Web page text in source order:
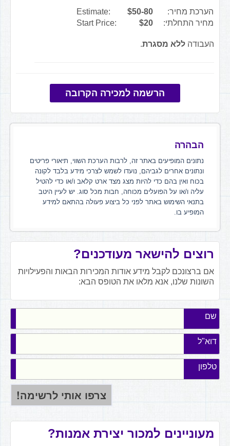
הערכת מחיר: $50-80
Estimate:
מחיר התחלתי:
$20
Start Price:
העבודה ללא מסגרת.
הרשמה למכירה הקרובה
הבהרה
נתונים המופיעים באתר זה, לרבות הערכת השווי, תיאורי פריטים
ונתונים אחרים לגביהם, נועדו לשמש לצרכי מידע בלבד לקונה
בכוח ואין בהם כדי להיות מצג מצד ארט קלאב ו/או כדי להטיל
עליה ו/או על הפועלים מכוחה, חבות מכל סוג. יש לעיין היטב
בתנאי השימוש באתר לפני כל ביצוע פעולה בהתאם למידע
המופיע בו.
רוצים להישאר מעודכנים?
אם ברצונכם לקבל מידע אודות המכירות הבאות והפעילויות
השונות שלנו, אנא מלאו את הטופס הבא:
שם
דוא"ל
טלפון
מעוניינים למכור יצירת אמנות?